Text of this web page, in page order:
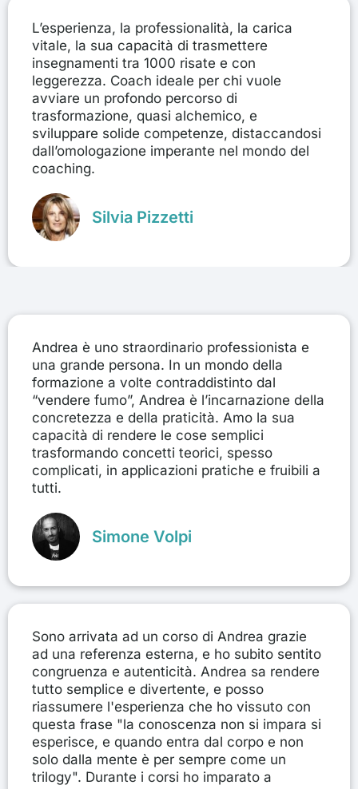
L’esperienza, la professionalità, la carica
vitale, la sua capacità di trasmettere
insegnamenti tra 1000 risate e con
leggerezza. Coach ideale per chi vuole
avviare un profondo percorso di
trasformazione, quasi alchemico, e
sviluppare solide competenze, distaccandosi
dall’omologazione imperante nel mondo del
coaching.
Silvia Pizzetti
Andrea è uno straordinario professionista e
una grande persona. In un mondo della
formazione a volte contraddistinto dal
“vendere fumo”, Andrea è l’incarnazione della
concretezza e della praticità. Amo la sua
capacità di rendere le cose semplici
trasformando concetti teorici, spesso
complicati, in applicazioni pratiche e fruibili a
tutti.
Simone Volpi
Sono arrivata ad un corso di Andrea grazie
ad una referenza esterna, e ho subito sentito
congruenza e autenticità. Andrea sa rendere
tutto semplice e divertente, e posso
riassumere l'esperienza che ho vissuto con
questa frase "la conoscenza non si impara si
esperisce, e quando entra dal corpo e non
solo dalla mente è per sempre come un
trilogy". Durante i corsi ho imparato a